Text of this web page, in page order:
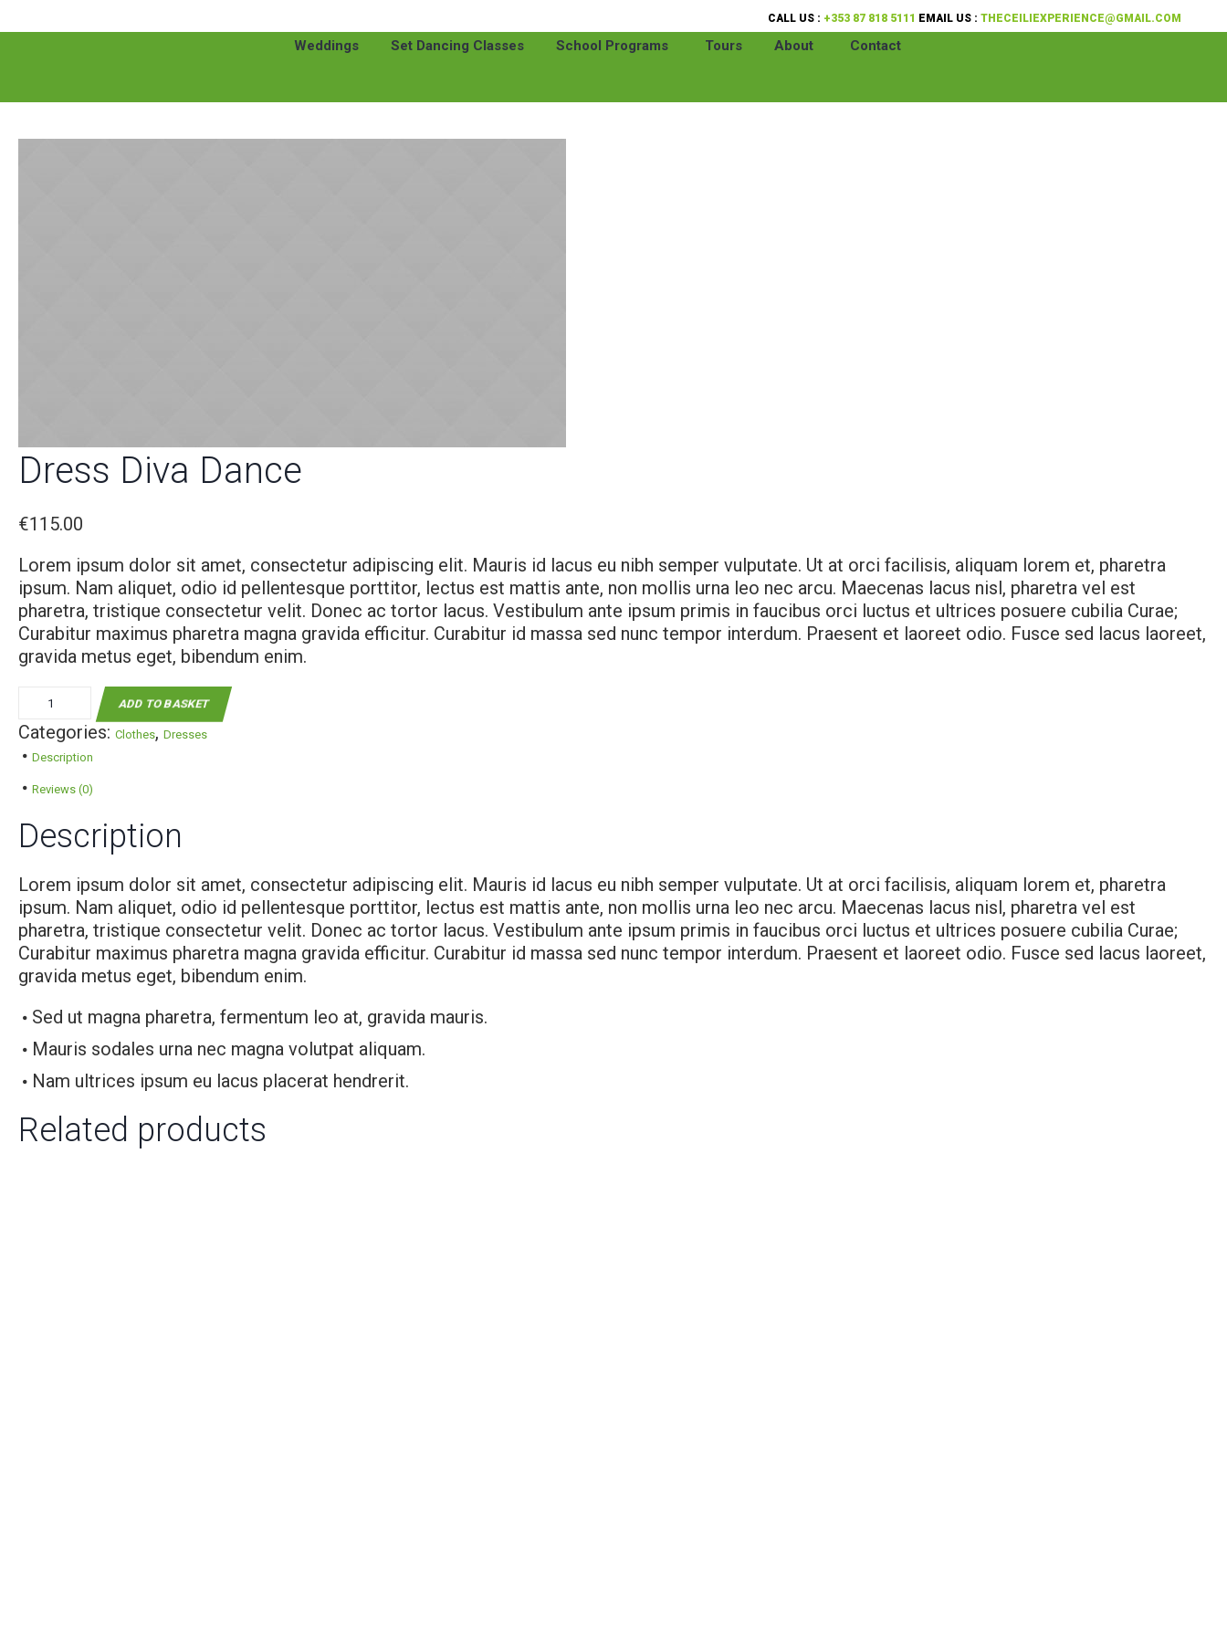
CALL US : +353 87 818 5111 EMAIL US : THECEILIEXPERIENCE@GMAIL.COM
Weddings Set Dancing Classes School Programs Tours About Contact
Dress Diva Dance
€115.00
Lorem ipsum dolor sit amet, consectetur adipiscing elit. Mauris id lacus eu nibh semper vulputate. Ut at orci facilisis, aliquam lorem et, pharetra
ipsum. Nam aliquet, odio id pellentesque porttitor, lectus est mattis ante, non mollis urna leo nec arcu. Maecenas lacus nisl, pharetra vel est
pharetra, tristique consectetur velit. Donec ac tortor lacus. Vestibulum ante ipsum primis in faucibus orci luctus et ultrices posuere cubilia Curae;
Curabitur maximus pharetra magna gravida efficitur. Curabitur id massa sed nunc tempor interdum. Praesent et laoreet odio. Fusce sed lacus laoreet,
gravida metus eget, bibendum enim.
Dress
Diva
Dance
quantity
ADD TO BASKET
Categories: Clothes, Dresses
Description
Reviews (0)
Description
Lorem ipsum dolor sit amet, consectetur adipiscing elit. Mauris id lacus eu nibh semper vulputate. Ut at orci facilisis, aliquam lorem et, pharetra
ipsum. Nam aliquet, odio id pellentesque porttitor, lectus est mattis ante, non mollis urna leo nec arcu. Maecenas lacus nisl, pharetra vel est
pharetra, tristique consectetur velit. Donec ac tortor lacus. Vestibulum ante ipsum primis in faucibus orci luctus et ultrices posuere cubilia Curae;
Curabitur maximus pharetra magna gravida efficitur. Curabitur id massa sed nunc tempor interdum. Praesent et laoreet odio. Fusce sed lacus laoreet,
gravida metus eget, bibendum enim.
Sed ut magna pharetra, fermentum leo at, gravida mauris.
Mauris sodales urna nec magna volutpat aliquam.
Nam ultrices ipsum eu lacus placerat hendrerit.
Related products